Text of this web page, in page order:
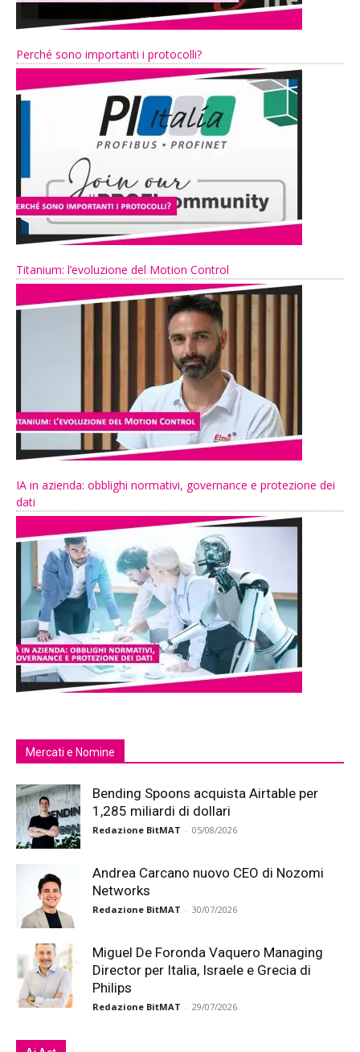
Perché sono importanti i protocolli?
Titanium: l’evoluzione del Motion Control
IA in azienda: obblighi normativi, governance e protezione dei
dati
Mercati e Nomine
Bending Spoons acquista Airtable per
1,285 miliardi di dollari
Redazione BitMAT - 05/08/2026
Andrea Carcano nuovo CEO di Nozomi
Networks
Redazione BitMAT - 30/07/2026
Miguel De Foronda Vaquero Managing
Director per Italia, Israele e Grecia di
Philips
Redazione BitMAT - 29/07/2026